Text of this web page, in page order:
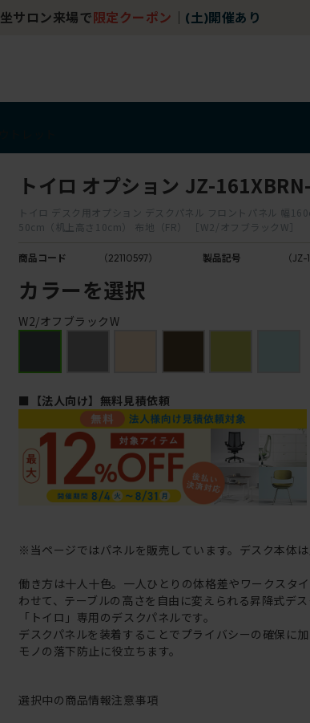
坐サロン来場で 限定クーポン (土)開催あり
トイロ オプション JZ-
トイロ デスク用オプション デスクパネル フロントパネル 幅
50cm（机上高さ10cm） 布地（FR） ［W2/オフブラックW］
商品コード （22110597） 製品記号 （
カラーを選択
W2/オフブラックW
■【法人向け】無料見積依頼
※当ページではパネルを販売しています。デスク本体
働き方は十人十色。一人ひとりの体格差やワークスタ
わせて、テーブルの高さを自由に変えられる昇降式デ
「トイロ」専用のデスクパネルです。
デスクパネルを装着することでプライバシーの確保に
モノの落下防止に役立ちます。
選択中の商品情報注意事項